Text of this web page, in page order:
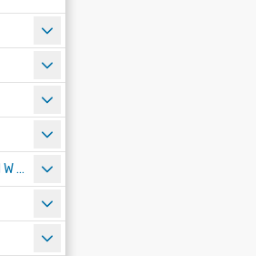
OCHRONA DANYCH OSOBOWYCH W URZĘDZIE MIASTA ŻORY - RODO